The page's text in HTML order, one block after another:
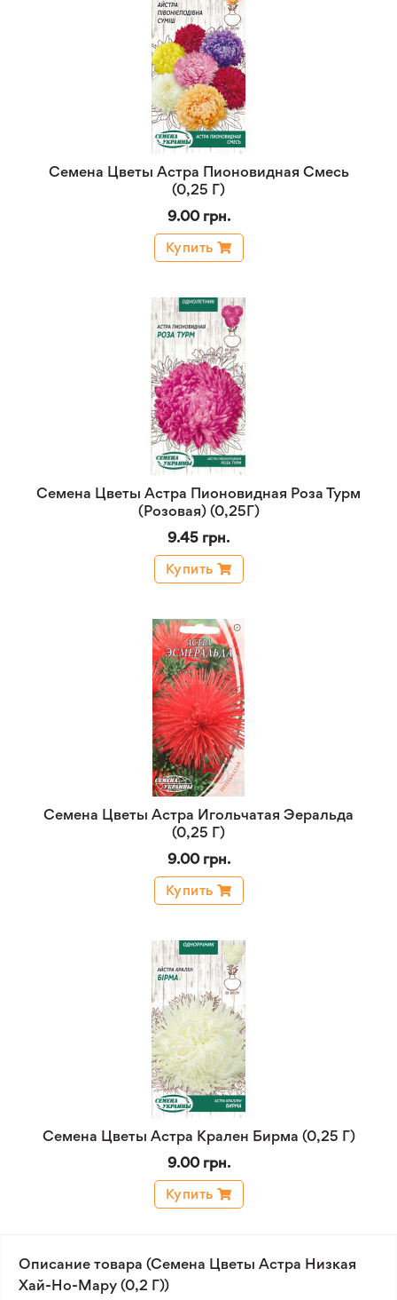
Семена Цветы Астра Пионовидная Смесь
(0,25 Г)
9.00 грн.
Купить
Семена Цветы Астра Пионовидная Роза Турм
(Розовая) (0,25Г)
9.45 грн.
Купить
Семена Цветы Астра Игольчатая Эеральда
(0,25 Г)
9.00 грн.
Купить
Семена Цветы Астра Крален Бирма (0,25 Г)
9.00 грн.
Купить
Описание товара (Семена Цветы Астра Низкая
Хай-Но-Мару (0,2 Г))